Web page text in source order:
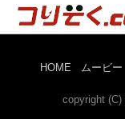
HOME ムービー
copyright (C)